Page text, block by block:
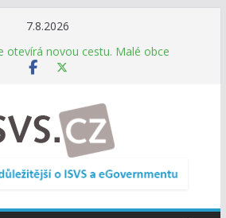
7.8.2026
obcích vždy po ruce. SMS ČR spouští
aplikaci
otevírá novou cestu. Malé obce
v historii zapojuje širokou
testování digitálních služeb
systém dlouhodobého řízení
července v plném provozu
pro architekturu a řízení ICT